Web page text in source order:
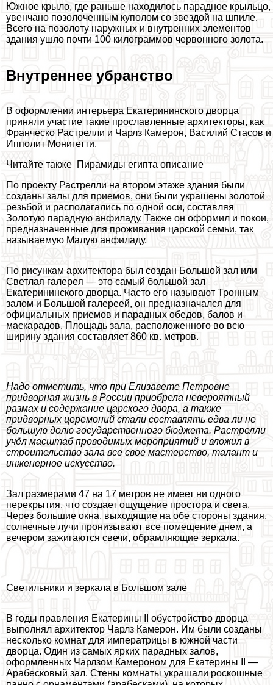
Южное крыло, где раньше находилось парадное крыльцо,
увенчано позолоченным куполом со звездой на шпиле.
Всего на позолоту наружных и внутренних элементов
здания ушло почти 100 килограммов червонного золота.
Внутреннее убранство
В оформлении интерьера Екатерининского дворца
приняли участие такие прославленные архитекторы, как
Франческо Растрелли и Чарлз Камерон, Василий Стасов и
Ипполит Монигетти.
Читайте также Пирамиды египта описание
По проекту Растрелли на втором этаже здания были
созданы залы для приемов, они были украшены золотой
резьбой и располагались по одной оси, составляя
Золотую парадную анфиладу. Также он оформил и покои,
предназначенные для проживания царской семьи, так
называемую Малую анфиладу.
По рисункам архитектора был создан Большой зал или
Светлая галерея — это самый большой зал
Екатерининского дворца. Часто его называют Тронным
залом и Большой галереей, он предназначался для
официальных приемов и парадных обедов, балов и
маскарадов. Площадь зала, расположенного во всю
ширину здания составляет 860 кв. метров.
Надо отметить, что при Елизавете Петровне
придворная жизнь в России приобрела невероятный
размах и содержание царского двора, а также
придворных церемоний стали составлять едва ли не
большую долю государственного бюджета. Растрелли
учёл масштаб проводимых мероприятий и вложил в
строительство зала все свое мастерство, талант и
инженерное искусство.
Зал размерами 47 на 17 метров не имеет ни одного
перекрытия, что создает ощущение простора и света.
Через большие окна, выходящие на обе стороны здания,
солнечные лучи пронизывают все помещение днем, а
вечером зажигаются свечи, обрамляющие зеркала.
Светильники и зеркала в Большом зале
В годы правления Екатерины II обустройство дворца
выполнял архитектор Чарлз Камерон. Им были созданы
несколько комнат для императрицы в южной части
дворца. Один из самых ярких парадных залов,
оформленных Чарлзом Камероном для Екатерины II —
Арабесковый зал. Стены комнаты украшали роскошные